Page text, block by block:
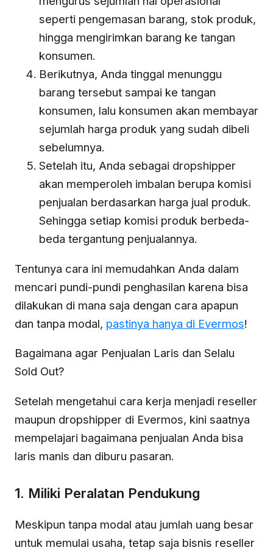
seperti pengemasan barang, stok produk,
hingga mengirimkan barang ke tangan
konsumen.
Berikutnya, Anda tinggal menunggu
barang tersebut sampai ke tangan
konsumen, lalu konsumen akan membayar
sejumlah harga produk yang sudah dibeli
sebelumnya.
Setelah itu, Anda sebagai dropshipper
akan memperoleh imbalan berupa komisi
penjualan berdasarkan harga jual produk.
Sehingga setiap komisi produk berbeda-
beda tergantung penjualannya.
Tentunya cara ini memudahkan Anda dalam
mencari pundi-pundi penghasilan karena bisa
dilakukan di mana saja dengan cara apapun
dan tanpa modal, pastinya hanya di Evermos!
Bagaimana agar Penjualan Laris dan Selalu
Sold Out?
Setelah mengetahui cara kerja menjadi reseller
maupun dropshipper di Evermos, kini saatnya
mempelajari bagaimana penjualan Anda bisa
laris manis dan diburu pasaran.
1. Miliki Peralatan Pendukung
Meskipun tanpa modal atau jumlah uang besar
untuk memulai usaha, tetap saja bisnis reseller